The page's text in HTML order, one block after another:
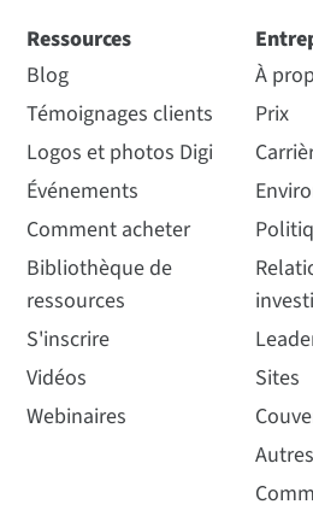
Ressources
Blog
Témoignages clients
Logos et photos Digi
Événements
Comment acheter
Bibliothèque de
ressources
S'inscrire
Vidéos
Webinaires
À
Prix
Sites